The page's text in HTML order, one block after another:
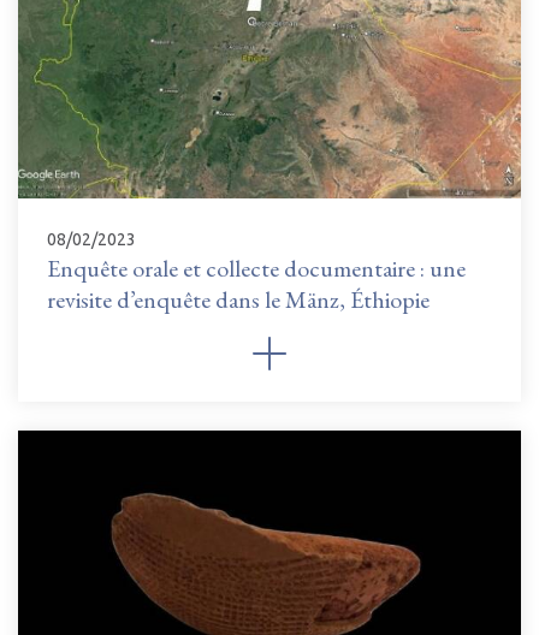
08/02/2023
Enquête orale et collecte documentaire : une
revisite d’enquête dans le Mänz, Éthiopie